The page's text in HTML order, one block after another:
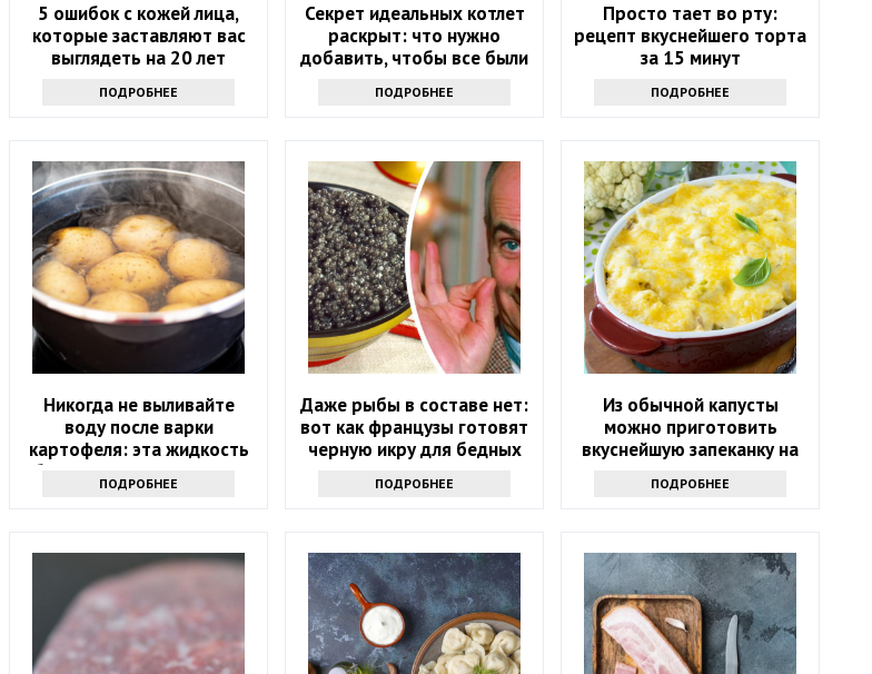
5 ошибок с кожей лица,
которые заставляют вас
выглядеть на 20 лет
ПОДРОБНЕЕ
Секрет идеальных котлет
раскрыт: что нужно
добавить, чтобы все были
ПОДРОБНЕЕ
Просто тает во рту:
рецепт вкуснейшего торта
за 15 минут
ПОДРОБНЕЕ
Никогда не выливайте
воду после варки
картофеля: эта жидкость
буквально на вес золота
ПОДРОБНЕЕ
Даже рыбы в составе нет:
вот как французы готовят
черную икру для бедных
ПОДРОБНЕЕ
Из обычной капусты
можно приготовить
вкуснейшую запеканку на
года
ПОДРОБНЕЕ